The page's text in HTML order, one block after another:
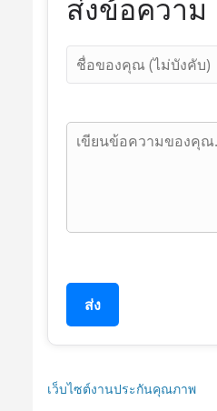
ส่งข้อความ
ส่ง
เว็บไซต์งานประกันคุณภาพ